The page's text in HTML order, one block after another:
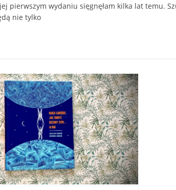
pierwszym wydaniu sięgnęłam kilka lat temu.
nie tylko